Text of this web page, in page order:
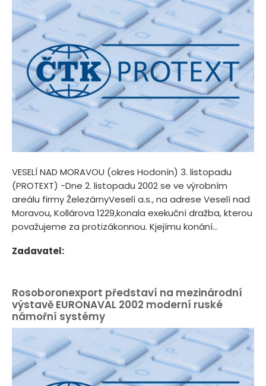
VESELÍ NAD MORAVOU (okres Hodonín) 3. listopadu
(PROTEXT) -Dne 2. listopadu 2002 se ve výrobním
areálu firmy ŽelezárnyVeselí a.s., na adrese Veselí nad
Moravou, Kollárova 1229,konala exekuční dražba, kterou
považujeme za protizákonnou. Kjejímu konání...
Zadavatel:
Rosoboronexport představí na mezinárodní
výstavě EURONAVAL 2002 moderní ruské
námořní systémy